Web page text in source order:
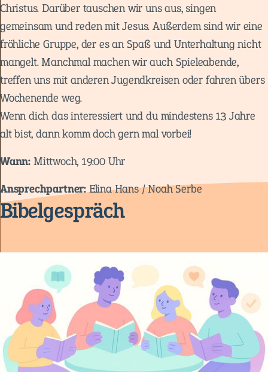
Christus. Darüber tauschen wir uns aus, singen
gemeinsam und reden mit Jesus. Außerdem sind wir eine
fröhliche Gruppe, der es an Spaß und Unterhaltung nicht
mangelt. Manchmal machen wir auch Spieleabende,
treffen uns mit anderen Jugendkreisen oder fahren übers
Wochenende weg.
Wenn dich das interessiert und du mindestens 13 Jahre
alt bist, dann komm doch gern mal vorbei!
Wann: Mittwoch, 19:00 Uhr
Ansprechpartner:Elina Hans / Noah Serbe
Bibelgespräch